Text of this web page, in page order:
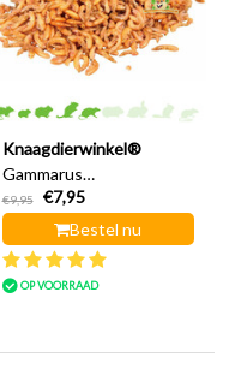
Knaagdierwinkel®
Gammarus
Waterkreeftjes 80 gram
€9,95
€7,95
Bestel nu
OP VOORRAAD